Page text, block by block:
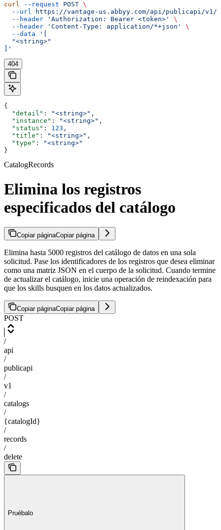
curl --request POST \
  --url
https://vantage-us.abbyy.com/api/publicapi/
  --header
'Authorization: Bearer <token>'
\
  --header
'Content-Type: application/*+json'
\
  --data
'[
  "<string>"
]'
404
{
  "detail"
: "<string>" ,
  "instance"
: "<string>" ,
  "status"
: 123 ,
  "title"
: "<string>" ,
  "type"
:
"<string>"
}
CatalogRecords
Elimina los registros
especificados del catálogo
Copiar páginaCopiar página
Elimina hasta 5000 registros del catálogo de datos en una sola
solicitud. Pase los identificadores de los registros que desea eliminar
como una matriz JSON en el cuerpo de la solicitud. Cuando termine
de actualizar el catálogo, inicie una operación de reindexación para
que los skills busquen en los datos actualizados.
Copiar páginaCopiar página
POST
/
api
/
publicapi
/
v1
/
catalogs
/
{catalogId}
/
records
/
delete
Pruébalo